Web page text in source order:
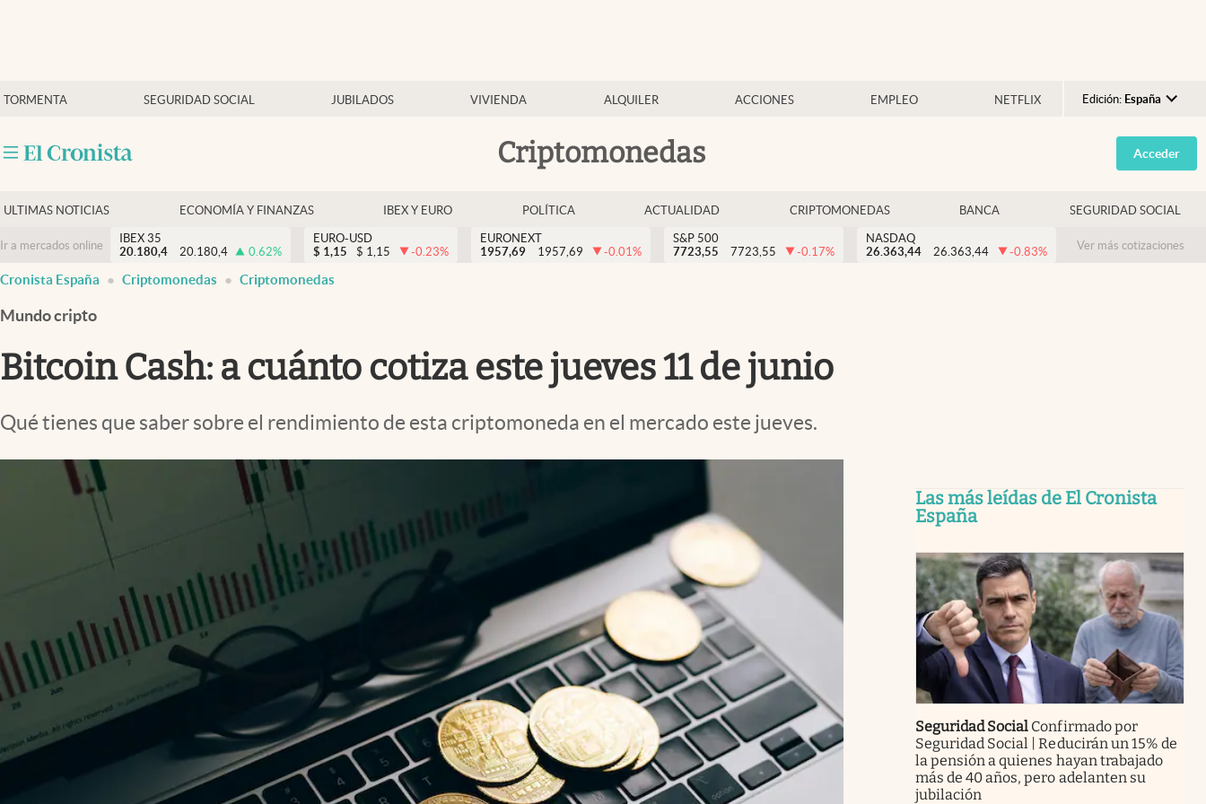
TORMENTA SEGURIDAD SOCIAL JUBILADOS VIVIENDA ALQUILER ACCIONES EMPLEO NETFLIX Edición: España
Argentina
España
USA
Colombia
Criptomonedas
Economía y finanzas
Criptomonedas
Acceder
ULTIMAS NOTICIAS ECONOMÍA Y FINANZAS IBEX Y EURO POLÍTICA ACTUALIDAD CRIPTOMONEDAS BANCA SEGURIDAD SOCIAL
Ir a mercados online
IBEX 35
20.180,4
20.180,4 0.62%
EURO-USD
$ 1,15 $ 1,15 -0.23%
EURONEXT
1957,69
1957,69 -0.01%
S&P 500
7723,55
7723,55 -0.17%
NASDAQ
26.363,44
26.363,44 -0.83% Ver más cotizaciones
Cronista España Criptomonedas Criptomonedas
Mundo cripto
Bitcoin Cash: a cuánto cotiza este jueves 11 de junio
Qué tienes que saber sobre el rendimiento de esta criptomoneda en el mercado este jueves.
Las más leídas de El Cronista
España
Seguridad Social Confirmado por
Seguridad Social | Reducirán un 15% de
la pensión a quienes hayan trabajado
más de 40 años, pero adelanten su
jubilación